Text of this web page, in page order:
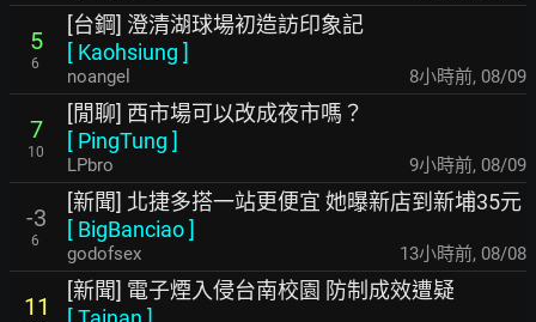
5
6
[台鋼] 澄清湖球場初造訪印象記
[ Kaohsiung ]
noangel 8小時前, 08/09
7
10
[閒聊] 西市場可以改成夜市嗎？
[ PingTung ]
LPbro 9小時前, 08/09
-3
6
[新聞] 北捷多搭一站更便宜 她曝新店到新埔35元
[ BigBanciao]
godofsex 13小時前, 08/08
11
[新聞] 電子煙入侵台南校園 防制成效遭疑